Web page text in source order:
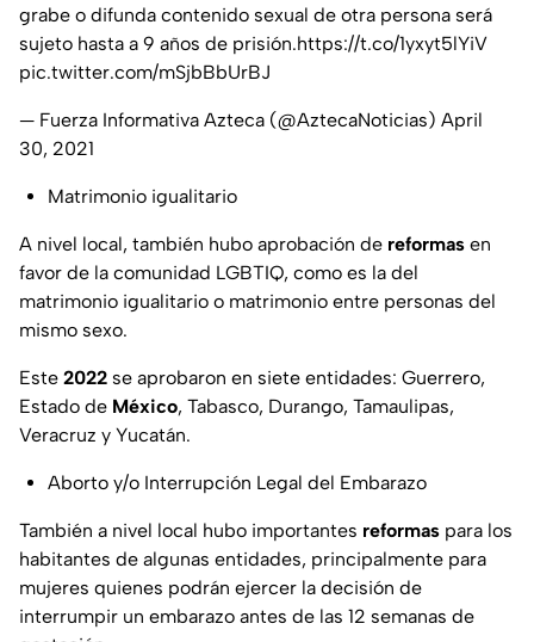
grabe o difunda contenido sexual de otra persona será
sujeto hasta a 9 años de prisión.https://t.co/1yxyt5lYiV
pic.twitter.com/mSjbBbUrBJ
— Fuerza Informativa Azteca (@AztecaNoticias) April
30, 2021
Matrimonio igualitario
A nivel local, también hubo aprobación de reformas en
favor de la comunidad LGBTIQ, como es la del
matrimonio igualitario o matrimonio entre personas del
mismo sexo.
Este 2022 se aprobaron en siete entidades: Guerrero,
Estado de México, Tabasco, Durango, Tamaulipas,
Veracruz y Yucatán.
Aborto y/o Interrupción Legal del Embarazo
También a nivel local hubo importantes reformas para los
habitantes de algunas entidades, principalmente para
mujeres quienes podrán ejercer la decisión de
interrumpir un embarazo antes de las 12 semanas de